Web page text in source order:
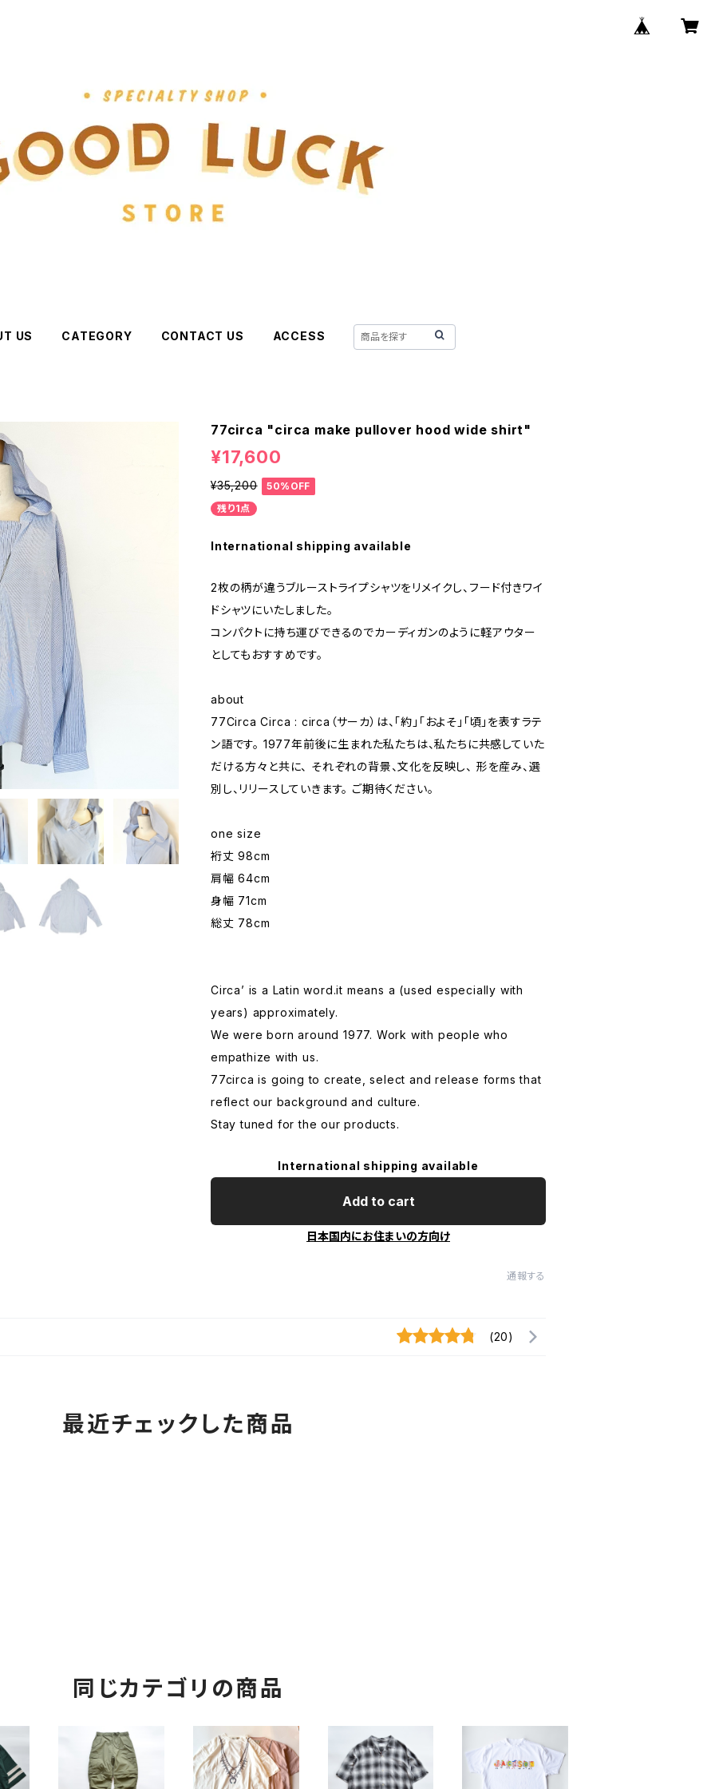
US CATEGORY CONTACT US ACCESS
77circa "circa make pullover hood wide shirt"
¥17,600
¥35,200
50%OFF
残り1点
International shipping available
2枚の柄が違うブルーストライプシャツをリメイクし、フード付きワイ
ドシャツにいたしました。
コンパクトに持ち運びできるのでカーディガンのように軽アウター
としてもおすすめです。
about
77Circa Circa : circa（サーカ）は、「約」「およそ」「頃」を表すラテ
ン語です。 1977年前後に生まれた私たちは、私たちに共感していた
だける方々と共に、 それぞれの背景、文化を反映し、 形を産み、選
別し、リリースしていきます。 ご期待ください。
one size
裄丈 98cm
肩幅 64cm
身幅 71cm
総丈 78cm
Circa’ is a Latin word.it means a (used especially with
years) approximately.
We were born around 1977. Work with people who
empathize with us.
77circa is going to create, select and release forms that
reflect our background and culture.
Stay tuned for the our products.
International shipping available
Add to cart
日本国内にお住まいの方向け
通報する
(20)
最近チェックした商品
同じカテゴリの商品